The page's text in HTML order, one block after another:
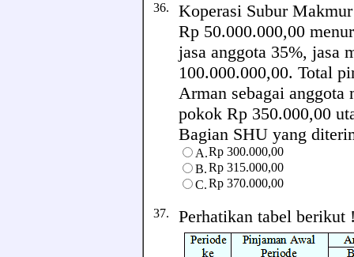
36. Koperasi Subur
Rp 50.000.000,00
jasa anggota 35%, jasa
100.000.000,00. Total
Arman sebagai anggota
pokok Rp 350.000,00
Bagian SHU yang
A.Rp 300.000,00
B.Rp 315.000,00
C.Rp 370.000,00
37. Perhatikan tabel berikut